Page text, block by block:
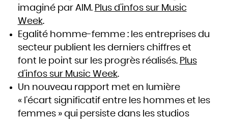
imaginé par AIM. Plus d’infos sur Music
Week.
Egalité homme-femme : les entreprises du
secteur publient les derniers chiffres et
font le point sur les progrès réalisés. Plus
d’infos sur Music Week.
Un nouveau rapport met en lumière
« l’écart significatif entre les hommes et les
femmes » qui persiste dans les studios